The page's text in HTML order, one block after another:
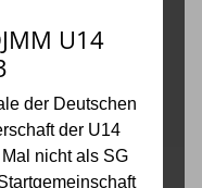
U14
der Deutschen
der U14
nicht als SG